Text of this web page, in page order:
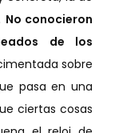
No conocieron
de los
sobre
pasa en una
ciertas cosas